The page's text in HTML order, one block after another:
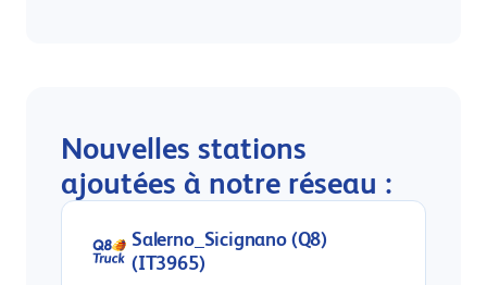
Nouvelles stations
ajoutées à notre réseau :
Salerno_Sicignano (Q8)
(IT3965)